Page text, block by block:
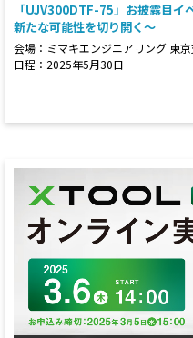
「UJV300DTF-75」お披露目イ
新たな可能性を切り開く～
会場：ミマキエンジニアリング 東
日程：2025年5月30日